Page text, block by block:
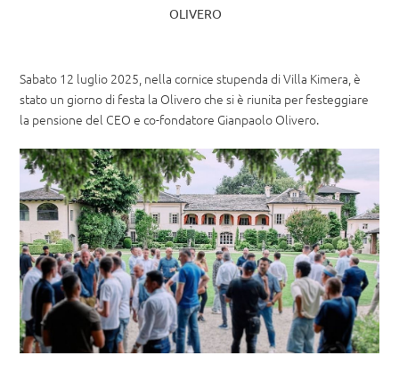
OLIVERO
Sabato 12 luglio 2025, nella cornice stupenda di Villa Kimera, è
stato un giorno di festa la Olivero che si è riunita per festeggiare
la pensione del CEO e co-fondatore Gianpaolo Olivero.